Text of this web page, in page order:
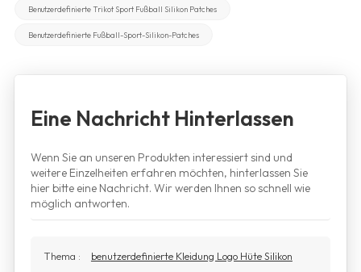
Benutzerdefinierte Trikot Sport Fußball Silikon Patches
Benutzerdefinierte Fußball-Sport-Silikon-Patches
Eine Nachricht Hinterlassen
Wenn Sie an unseren Produkten interessiert sind und
weitere Einzelheiten erfahren möchten, hinterlassen Sie
hier bitte eine Nachricht. Wir werden Ihnen so schnell wie
möglich antworten.
Thema : benutzerdefinierte Kleidung Logo Hüte Silikon